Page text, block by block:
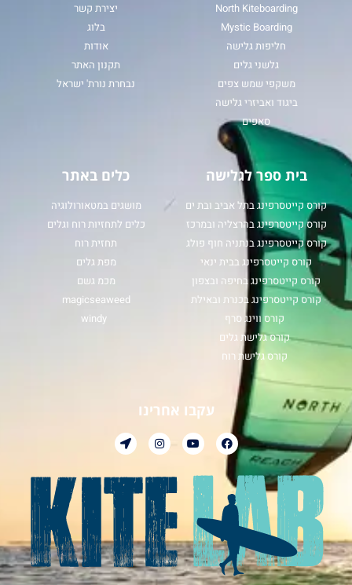
North Kiteboarding
Mystic Boarding
חליפות גלישה
גלשני גלים
משקפי שמש צפים
ביגוד ואביזרי גלישה
סאפים
יצירת קשר
בלוג
אודות
תקנון האתר
נבחרת נורת' ישראל
בית ספר לגלישה
קורס קייטסרפינג בתל אביב ובת ים
קורס קייטסרפינג בהרצליה ובמרכז
קורס קייטסרפינג בנתניה חוף פולג
קורס קייטסרפינג בבית ינאי
קורס קייטסרפינג בחיפה ובצפון
קורס קייטסרפינג בכנרת ובאילת
קורס ווינג סרף
קורס גלישת גלים
קורס גלישת רוח
כלים באתר
מושגים במטאורולוגיה
כלים לתחזיות רוח וגלים
תחזית רוח
מפת גלים
מכמ גשם
magicseaweed
windy
עקבו אחרינו